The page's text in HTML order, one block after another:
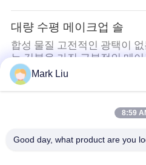
대량 수평 메이크업 솔
합성 물질 고전적인 광택이
는 깃봉을 가진 근본적인 메
메이크업 솔 선물 세트
절묘한 대리석 손잡이
Mark Liu
8:59
Good day, what product are you